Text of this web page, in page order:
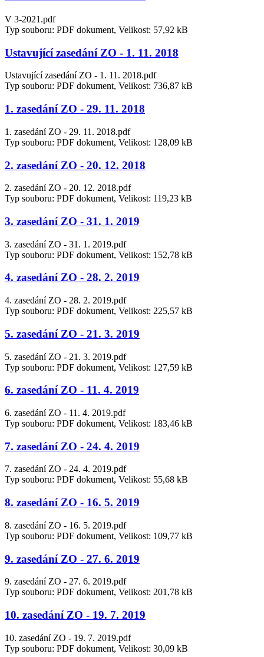
V 3-2021.pdf
Typ souboru: PDF dokument, Velikost: 57,92 kB
Ustavující zasedání ZO - 1. 11. 2018
Ustavující zasedání ZO - 1. 11. 2018.pdf
Typ souboru: PDF dokument, Velikost: 736,87 kB
1. zasedání ZO - 29. 11. 2018
1. zasedání ZO - 29. 11. 2018.pdf
Typ souboru: PDF dokument, Velikost: 128,09 kB
2. zasedání ZO - 20. 12. 2018
2. zasedání ZO - 20. 12. 2018.pdf
Typ souboru: PDF dokument, Velikost: 119,23 kB
3. zasedání ZO - 31. 1. 2019
3. zasedání ZO - 31. 1. 2019.pdf
Typ souboru: PDF dokument, Velikost: 152,78 kB
4. zasedání ZO - 28. 2. 2019
4. zasedání ZO - 28. 2. 2019.pdf
Typ souboru: PDF dokument, Velikost: 225,57 kB
5. zasedání ZO - 21. 3. 2019
5. zasedání ZO - 21. 3. 2019.pdf
Typ souboru: PDF dokument, Velikost: 127,59 kB
6. zasedání ZO - 11. 4. 2019
6. zasedání ZO - 11. 4. 2019.pdf
Typ souboru: PDF dokument, Velikost: 183,46 kB
7. zasedání ZO - 24. 4. 2019
7. zasedání ZO - 24. 4. 2019.pdf
Typ souboru: PDF dokument, Velikost: 55,68 kB
8. zasedání ZO - 16. 5. 2019
8. zasedání ZO - 16. 5. 2019.pdf
Typ souboru: PDF dokument, Velikost: 109,77 kB
9. zasedání ZO - 27. 6. 2019
9. zasedání ZO - 27. 6. 2019.pdf
Typ souboru: PDF dokument, Velikost: 201,78 kB
10. zasedání ZO - 19. 7. 2019
10. zasedání ZO - 19. 7. 2019.pdf
Typ souboru: PDF dokument, Velikost: 30,09 kB